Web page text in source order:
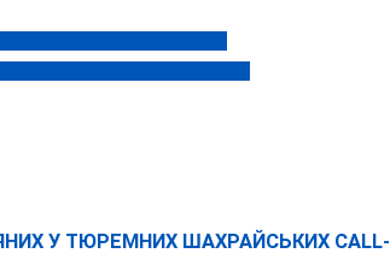
У ТЮРЕМНИХ ШАХРАЙСЬКИХ CALL-